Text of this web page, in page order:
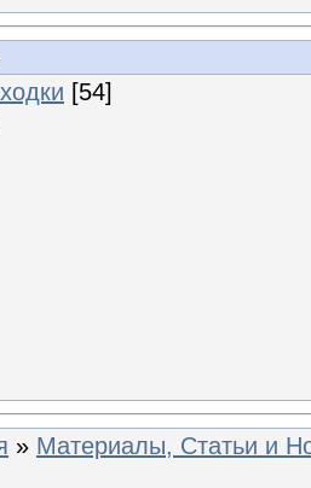
[54]
» Материалы, Статьи и